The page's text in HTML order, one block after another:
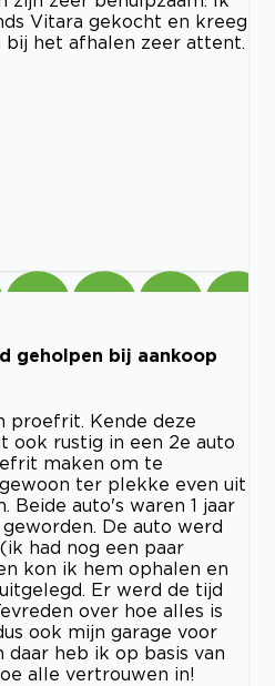
Vitara gekocht en kreeg
het afhalen zeer attent.
geholpen bij aankoop
proefrit. Kende deze
ook rustig in een 2e auto
maken om te
ter plekke even uit
Beide auto's waren 1 jaar
De auto werd
had nog een paar
kon ik hem ophalen en
Er werd de tijd
over hoe alles is
ook mijn garage voor
daar heb ik op basis van
alle vertrouwen in!